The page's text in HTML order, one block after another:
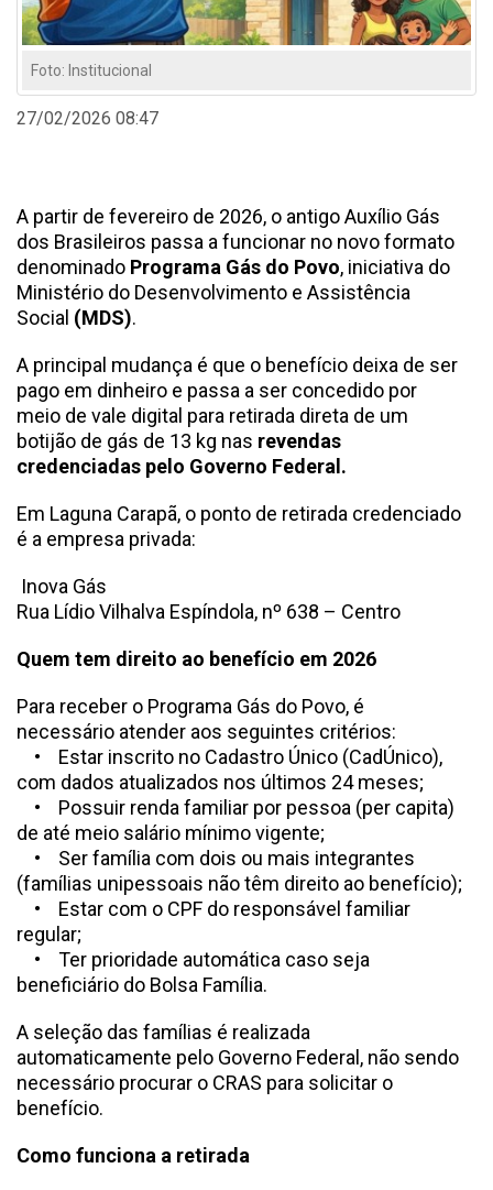
Foto: Institucional
27/02/2026 08:47
A partir de fevereiro de 2026, o antigo Auxílio Gás
dos Brasileiros passa a funcionar no novo formato
denominado Programa Gás do Povo, iniciativa do
Ministério do Desenvolvimento e Assistência
Social (MDS).
A principal mudança é que o benefício deixa de ser
pago em dinheiro e passa a ser concedido por
meio de vale digital para retirada direta de um
botijão de gás de 13 kg nas revendas
credenciadas pelo Governo Federal.
Em Laguna Carapã, o ponto de retirada credenciado
é a empresa privada:
Inova Gás
Rua Lídio Vilhalva Espíndola, nº 638 – Centro
Quem tem direito ao benefício em 2026
Para receber o Programa Gás do Povo, é
necessário atender aos seguintes critérios:
• Estar inscrito no Cadastro Único (CadÚnico),
com dados atualizados nos últimos 24 meses;
• Possuir renda familiar por pessoa (per capita)
de até meio salário mínimo vigente;
• Ser família com dois ou mais integrantes
(famílias unipessoais não têm direito ao benefício);
• Estar com o CPF do responsável familiar
regular;
• Ter prioridade automática caso seja
beneficiário do Bolsa Família.
A seleção das famílias é realizada
automaticamente pelo Governo Federal, não sendo
necessário procurar o CRAS para solicitar o
benefício.
Como funciona a retirada